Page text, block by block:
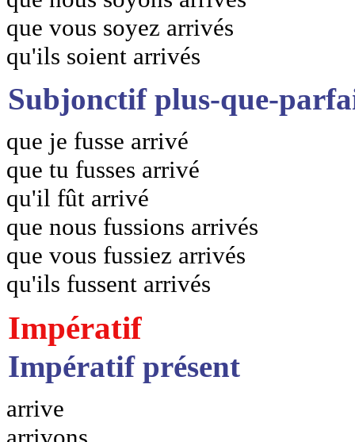
que vous soyez arrivés
qu'ils soient arrivés
Subjonctif plus-que-
que je fusse arrivé
que tu fusses arrivé
qu'il fût arrivé
que nous fussions arrivés
que vous fussiez arrivés
qu'ils fussent arrivés
Impératif
Impératif présent
arrive